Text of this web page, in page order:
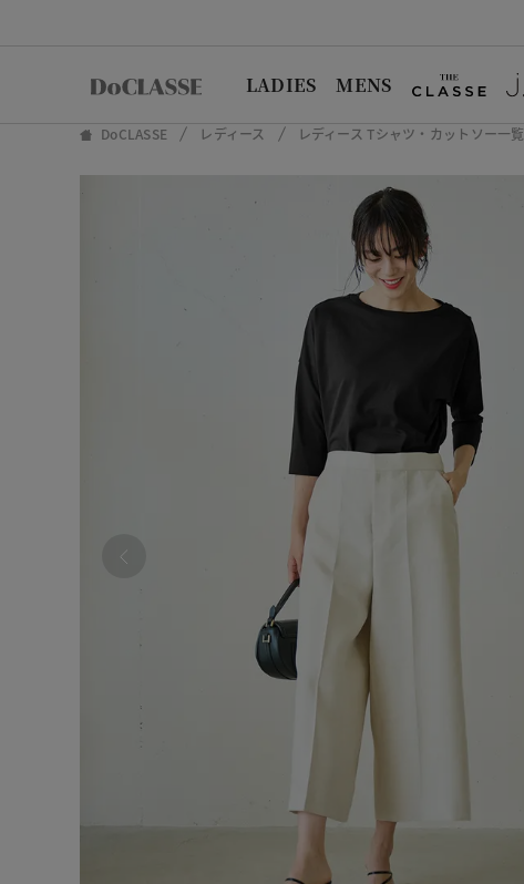
LADIES MENS
DoCLASSE レディース レディース Tシャツ・カットソー一覧